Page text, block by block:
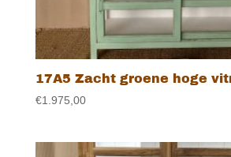
17A5 Zacht groene hoge
€1.975,00